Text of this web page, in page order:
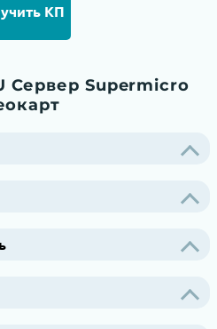
КП
Сервер Supermicro